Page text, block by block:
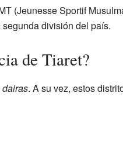
(Jeunesse Sportif
división del país.
de Tiaret?
dairas. A su vez, estos